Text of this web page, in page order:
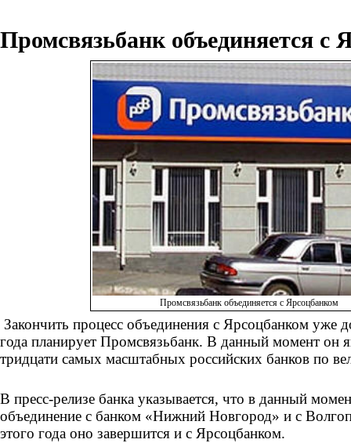
Промсвязьбанк объединяется с
Промсвязьбанк объединяется с Ярсоцбанком
Закончить процесс объединения с Ярсоцбанком уже
года планирует Промсвязьбанк. В данный момент он
тридцати самых масштабных российских банков по
В пресс-релизе банка указывается, что в данный
объединение с банком «Нижний Новгород» и с
этого года оно завершится и с Ярсоцбанком.